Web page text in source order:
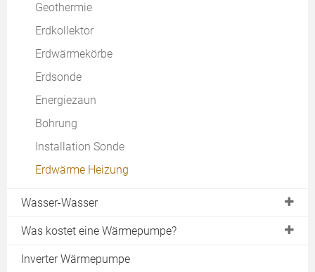
Luft-Luft-Wärmepumpe
Förderung
Lautstärke
Fundament
Vor- & Nachteile Luft-Wasser-Wärmepumpe
Erfahrungen
Geothermie
Erdkollektor
Erdwärmekörbe
Erdsonde
Energiezaun
Bohrung
Installation Sonde
Erdwärme Heizung
Wasser-Wasser
Brunnen
Grundwasser
Was kostet eine Wärmepumpe?
Sole-Wasser
Inverter Wärmepumpe